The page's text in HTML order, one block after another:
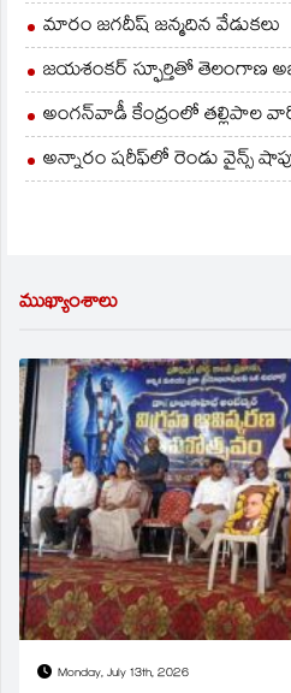
మారం జగదీష్ జన్మదిన వేడుకలు
జయశంకర్ స్ఫూర్తితో తెలంగాణ
అంగన్‌వాడీ కేంద్రంలో తల్లిపాల
అన్నారం షరీఫ్‌లో రెండు వైన్స్
ముఖ్యాంశాలు
Monday, July 13th, 2026